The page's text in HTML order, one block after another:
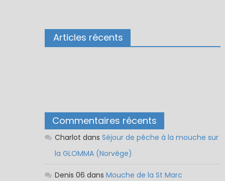
Articles récents
Commentaires récents
Charlot dans Séjour de pêche à la mouche sur
la GLOMMA (Norvège)
Denis 06 dans Mouche de la St Marc